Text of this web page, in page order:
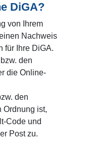
DiGA?
von Ihrem
Nachweis
für Ihre DiGA.
den
die Online-
den
Ordnung ist,
Code und
Post zu.